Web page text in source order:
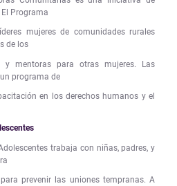
Programa
mujeres de comunidades rurales
de los
y mentoras para otras mujeres. Las
programa de
en los derechos humanos y el
trabaja con niñas, padres, y
prevenir las uniones tempranas. A